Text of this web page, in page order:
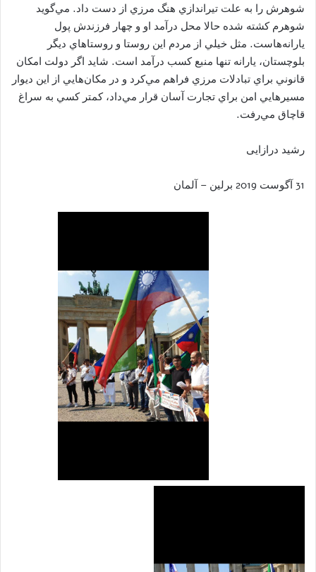
شوهرش را به علت تيراندازي هنگ مرزي از دست داد. مي‌گويد
شوهرم كشته شده حالا محل درآمد او و چهار فرزندش پول
يارانه‌هاست. مثل خيلي از مردم اين روستا و روستاهاي ديگر
بلوچستان، يارانه تنها منبع كسب درآمد است. شايد اگر دولت امكان
قانوني براي تبادلات مرزي فراهم مي‌كرد و در مكان‌هايي از اين ديوار
مسيرهايي امن براي تجارت آسان قرار مي‌داد، كمتر كسي به سراغ
قاچاق مي‌رفت.
رشید درازایی
31 آگوست 2019 برلین – آلمان